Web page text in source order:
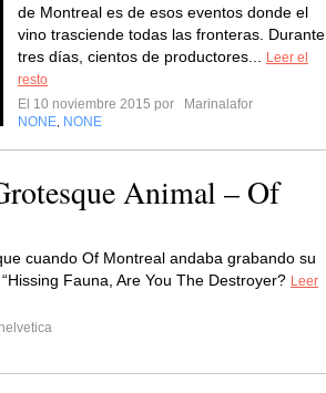
de Montreal es de esos eventos donde el
vino trasciende todas las fronteras. Durante
tres días, cientos de productores...
Leer el
resto
El 10 noviembre 2015 por
Marinalafor
NONE NONE
Animal – Of
cuando Of Montreal andaba grabando su
Fauna, Are You The Destroyer? Leer